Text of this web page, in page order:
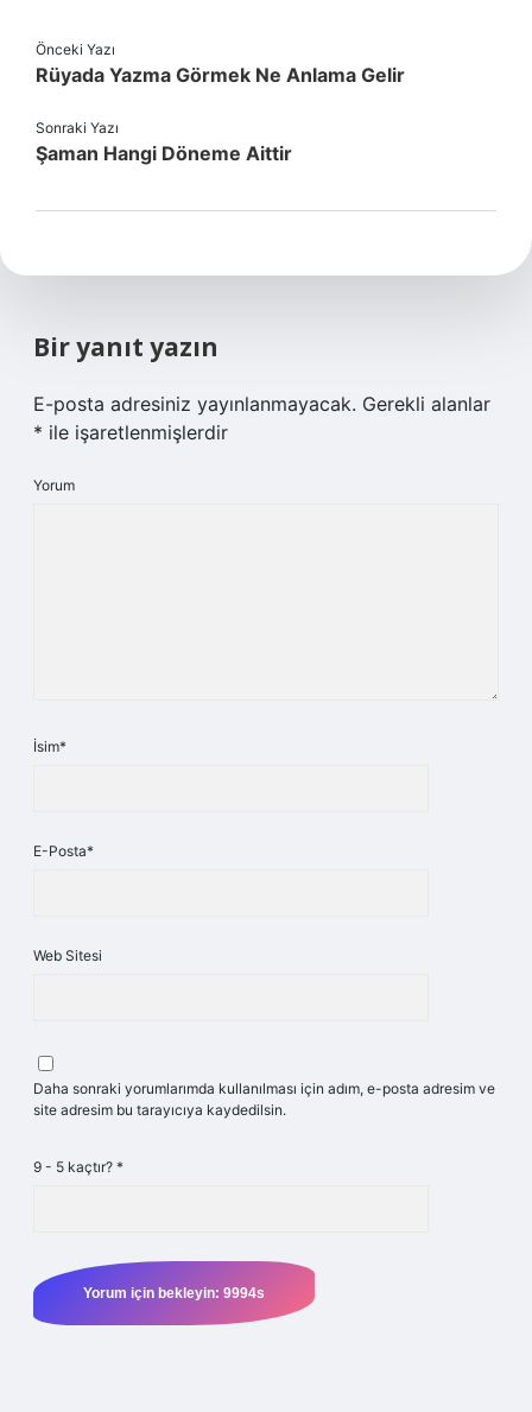
Önceki Yazı
Rüyada Yazma Görmek Ne Anlama Gelir
Sonraki Yazı
Şaman Hangi Döneme Aittir
Bir yanıt yazın
E-posta adresiniz yayınlanmayacak. Gerekli alanlar
* ile işaretlenmişlerdir
Yorum
İsim*
E-Posta*
Web Sitesi
Daha sonraki yorumlarımda kullanılması için adım, e-posta adresim ve
site adresim bu tarayıcıya kaydedilsin.
9 - 5 kaçtır? *